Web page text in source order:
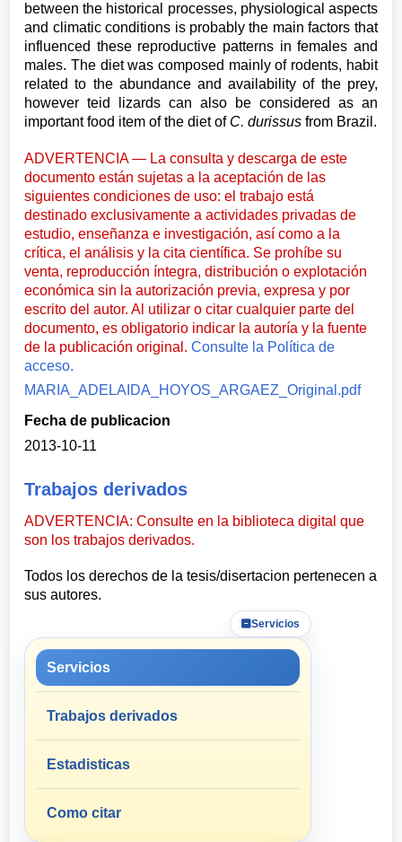
between the historical processes, physiological aspects
and climatic conditions is probably the main factors that
influenced these reproductive patterns in females and
males. The diet was composed mainly of rodents, habit
related to the abundance and availability of the prey,
however teid lizards can also be considered as an
important food item of the diet of C. durissus from Brazil.
ADVERTENCIA — La consulta y descarga de este
documento están sujetas a la aceptación de las
siguientes condiciones de uso: el trabajo está
destinado exclusivamente a actividades privadas de
estudio, enseñanza e investigación, así como a la
crítica, el análisis y la cita científica. Se prohíbe su
venta, reproducción íntegra, distribución o explotación
económica sin la autorización previa, expresa y por
escrito del autor. Al utilizar o citar cualquier parte del
documento, es obligatorio indicar la autoría y la fuente
de la publicación original.Consulte la Política de
acceso.
MARIA_ADELAIDA_HOYOS_ARGAEZ_Original.pdf
Fecha de publicacion
2013-10-11
Trabajos derivados
ADVERTENCIA: Consulte en la biblioteca digital que
son los trabajos derivados.
Todos los derechos de la tesis/disertacion pertenecen a
sus autores.
Servicios
Servicios
Trabajos derivados
Estadisticas
Como citar